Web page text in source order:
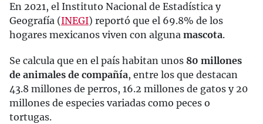
En 2021, el Instituto Nacional de Estadística y
Geografía (INEGI) reportó que el 69.8% de los
hogares mexicanos viven con alguna mascota.
Se calcula que en el país habitan unos 80 millones
de animales de compañía, entre los que destacan
43.8 millones de perros, 16.2 millones de gatos y 20
millones de especies variadas como peces o
tortugas.